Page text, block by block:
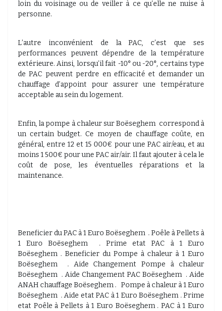
loin du voisinage ou de veiller à ce qu’elle ne nuise à
personne.
L’autre inconvénient de la PAC, c’est que ses
performances peuvent dépendre de la température
extérieure. Ainsi, lorsqu’il fait -10° ou -20°, certains type
de PAC peuvent perdre en efficacité et demander un
chauffage d’appoint pour assurer une température
acceptable au sein du logement.
Enfin, la pompe à chaleur sur Boëseghem correspond à
un certain budget. Ce moyen de chauffage coûte, en
général, entre 12 et 15 000€ pour une PAC air/eau, et au
moins 1 500€ pour une PAC air/air. Il faut ajouter à cela le
coût de pose, les éventuelles réparations et la
maintenance.
Beneficier du PAC à 1 Euro Boëseghem . Poêle à Pellets à
1 Euro Boëseghem . Prime etat PAC à 1 Euro
Boëseghem . Beneficier du Pompe à chaleur à 1 Euro
Boëseghem . Aide Changement Pompe à chaleur
Boëseghem . Aide Changement PAC Boëseghem . Aide
ANAH chauffage Boëseghem . Pompe à chaleur à 1 Euro
Boëseghem . Aide etat PAC à 1 Euro Boëseghem . Prime
etat Poêle à Pellets à 1 Euro Boëseghem . PAC à 1 Euro